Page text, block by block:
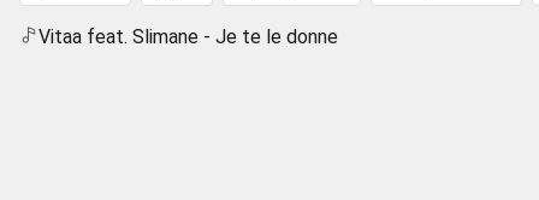
Vitaa feat. Slimane - Je te le donne